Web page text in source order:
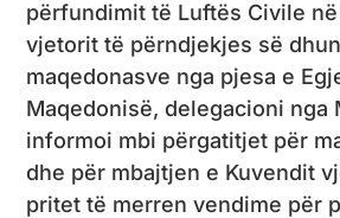
përfundimit të Luftës Civile
vjetorit të përndjekjes së
maqedonasve nga pjesa e
Maqedonisë, delegacioni nga
informoi mbi përgatitjet për
dhe për mbajtjen e Kuvendit
pritet të merren vendime për